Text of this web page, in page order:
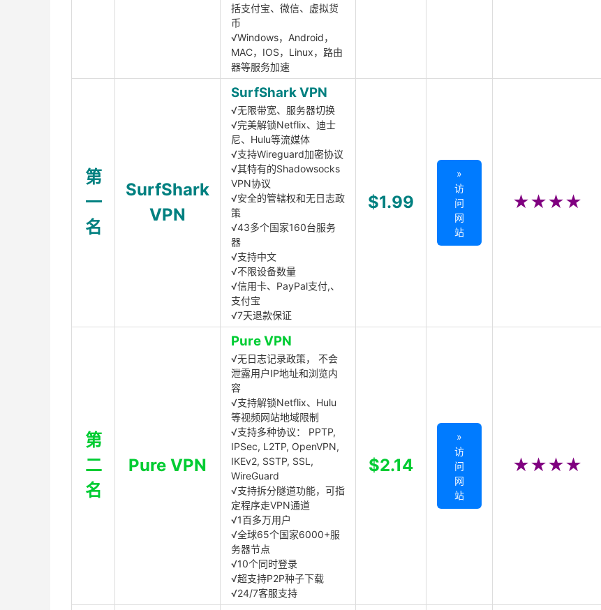
括支付宝、微信、虚拟货
币
√Windows，Android，
MAC，IOS，Linux，路由
器等服务加速
第
一
名
SurfShark
VPN
SurfShark VPN
√无限带宽、服务器切换
√完美解锁Netflix、迪士
尼、Hulu等流媒体
√支持Wireguard加密协议
√其特有的Shadowsocks
VPN协议
√安全的管辖权和无日志政
策
√43多个国家160台服务
器
√支持中文
√不限设备数量
√信用卡、PayPal支付,、
支付宝
√7天退款保证
$1.99
»
访
问
网
站
★★★★
第
二
名
Pure VPN
Pure VPN
√无日志记录政策， 不会
泄露用户IP地址和浏览内
容
√支持解锁Netflix、Hulu
等视频网站地域限制
√支持多种协议： PPTP,
IPSec, L2TP, OpenVPN,
IKEv2, SSTP, SSL,
WireGuard
√支持拆分隧道功能，可指
定程序走VPN通道
√1百多万用户
√全球65个国家6000+服
务器节点
√10个同时登录
√超支持P2P种子下载
√24/7客服支持
$2.14
»
访
问
网
站
★★★★